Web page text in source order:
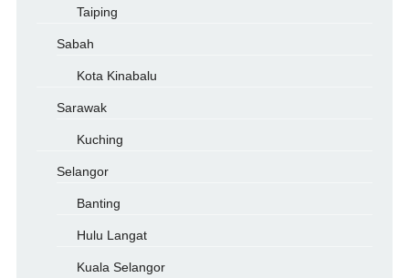
Taiping
Sabah
Kota Kinabalu
Sarawak
Kuching
Selangor
Banting
Hulu Langat
Kuala Selangor